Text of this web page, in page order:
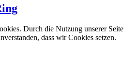
Durch die Nutzung unserer Seite
dass wir Cookies setzen.